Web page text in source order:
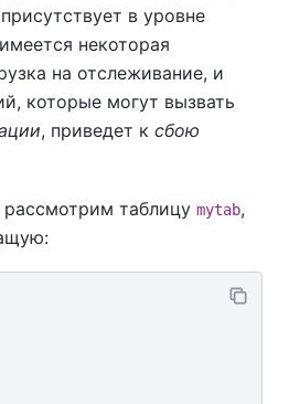
в уровне
некоторая
на отслеживание, и
которые могут вызвать
, приведет к сбою
таблицу mytab,